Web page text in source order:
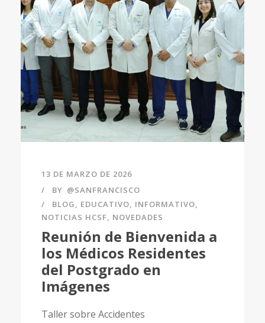
13 DE MARZO DE 2026
BY @SANFRANCISCO
BLOG, EDUCATIVO, INFORMATIVO,
NOTICIAS HCSF, NOVEDADES
Reunión de Bienvenida a
los Médicos Residentes
del Postgrado en
Imágenes
Taller sobre Accidentes